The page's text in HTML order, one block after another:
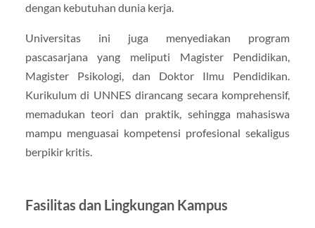
dengan kebutuhan dunia kerja.
Universitas ini juga menyediakan program
pascasarjana yang meliputi Magister Pendidikan,
Magister Psikologi, dan Doktor Ilmu Pendidikan.
Kurikulum di UNNES dirancang secara komprehensif,
memadukan teori dan praktik, sehingga mahasiswa
mampu menguasai kompetensi profesional sekaligus
berpikir kritis.
Fasilitas dan Lingkungan Kampus